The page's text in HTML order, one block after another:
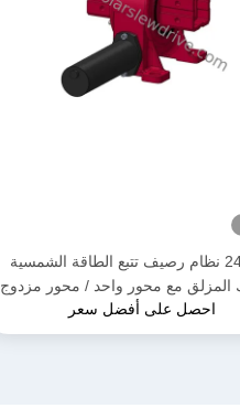
24VDC نظام رصيف تتبع الطاقة الشمسية
المزلق مع محور واحد / محور مزدوج
محرك
احصل على أفضل سعر